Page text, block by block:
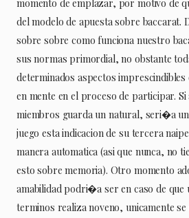
momento de emplazar, por motivo de
del modelo de apuesta sobre baccarat.
sobre sobre como funciona nuestro
sus normas primordial, no obstante
determinados aspectos imprescindibles
en mente en el proceso de participar. Si
miembros guarda un natural, seri�a
juego esta indicacion de su tercera
manera automatica (asi que nunca, no
esto sobre memoria). Otro momento
amabilidad podri�a ser en caso de que
terminos realiza noveno, unicamente